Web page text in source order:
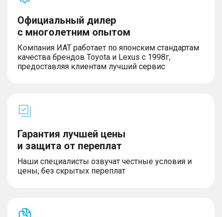
Официальный дилер
с многолетним опытом
Компания ИАТ работает по японским стандартам
качества брендов Toyota и Lexus с 1998г,
предоставляя клиентам лучший сервис
Гарантия лучшей цены
и защита от переплат
Наши специалисты озвучат честные условия и
цены, без скрытых переплат